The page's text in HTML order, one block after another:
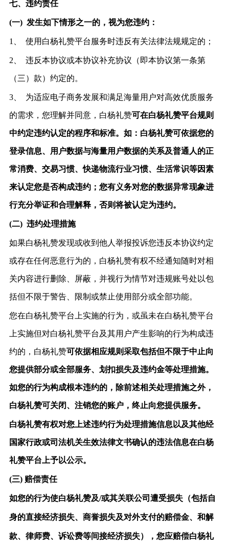
七、违约责任
(一)发生如下情形之一的，视为您违约：
1、 使用白杨礼赞平台服务时违反有关法律法规规定的；
2、 违反本协议或本协议补充协议（即本协议第一条第
（三）款）约定的。
3、 为适应电子商务发展和满足海量用户对高效优质服务
的需求，您理解并同意，白杨礼赞可在白杨礼赞平台规则
中约定违约认定的程序和标准。如：白杨礼赞可依据您的
登录信息、用户数据与海量用户数据的关系及普通人的正
常消费、交易习惯、快递物流行业习惯、生活常识等因素
来认定您是否构成违约；您有义务对您的数据异常现象进
行充分举证和合理解释，否则将被认定为违约。
(二)违约处理措施
如果白杨礼赞发现或收到他人举报投诉您违反本协议约定
或存在任何恶意行为的，白杨礼赞有权不经通知随时对相
关内容进行删除、屏蔽，并视行为情节对违规账号处以包
括但不限于警告、限制或禁止使用部分或全部功能。
您在白杨礼赞平台上实施的行为，或虽未在白杨礼赞平台
上实施但对白杨礼赞平台及其用户产生影响的行为构成违
约的，白杨礼赞可依据相应规则采取包括但不限于中止向
您提供部分或全部服务、划扣损失及违约金等处理措施。
如您的行为构成根本违约的，除前述相关处理措施之外，
白杨礼赞可关闭、注销您的账户，终止向您提供服务。
白杨礼赞有权对您上述违约行为处理措施信息以及其他经
国家行政或司法机关生效法律文书确认的违法信息在白杨
礼赞平台上予以公示。
(三)赔偿责任
如您的行为使白杨礼赞及/或其关联公司遭受损失（包括自
身的直接经济损失、商誉损失及对外支付的赔偿金、和解
款、律师费、诉讼费等间接经济损失），您应赔偿白杨礼